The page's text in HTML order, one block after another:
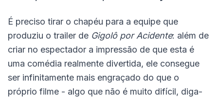
É preciso tirar o chapéu para a equipe que
produziu o trailer de Gigolô por Acidente: além de
criar no espectador a impressão de que esta é
uma comédia realmente divertida, ele consegue
ser infinitamente mais engraçado do que o
próprio filme - algo que não é muito difícil, diga-